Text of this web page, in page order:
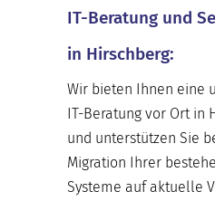
IT-Beratung und
in Hirschberg:
Wir bieten Ihnen eine
IT-Beratung vor Ort in
und unterstützen Sie
Migration Ihrer
Systeme auf aktuelle